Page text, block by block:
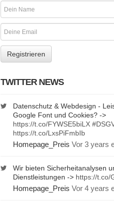
TWITTER NEWS
Datenschutz & Webdesign -
Google Font und Cookies? ->
https://t.co/FYWSE5biLX
https://t.co/LxsPiFmbIb
Homepage_Preis Vor 3 years
Wir bieten Sicherheitanalysen
Dienstleistungen -> https://t.co/
Homepage_Preis Vor 4 years